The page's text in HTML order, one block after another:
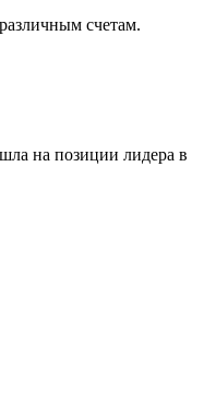
счетам.
на позиции лидера в